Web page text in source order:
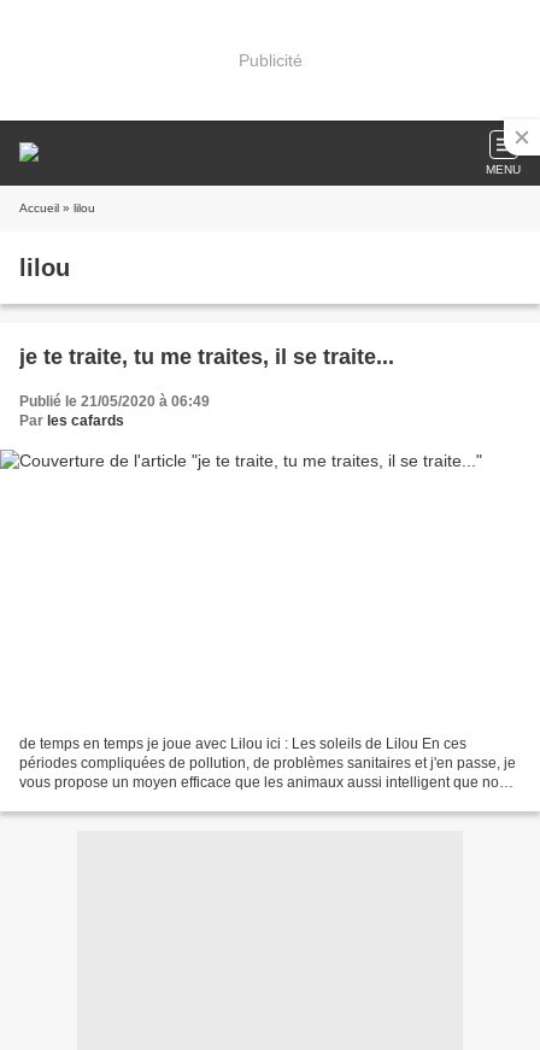
Publicité
MENU
Accueil » lilou
lilou
je te traite, tu me traites, il se traite...
Publié le 21/05/2020 à 06:49
Par les cafards
de temps en temps je joue avec Lilou ici : Les soleils de Lilou En ces
périodes compliquées de pollution, de problèmes sanitaires et j'en passe, je
vous propose un moyen efficace que les animaux aussi intelligent que nous,